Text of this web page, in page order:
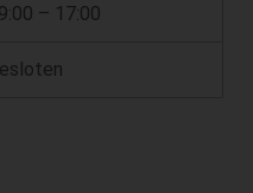
– 17:00